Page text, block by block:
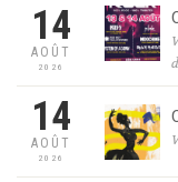
14
AOÛT
2026
14
AOÛT
2026